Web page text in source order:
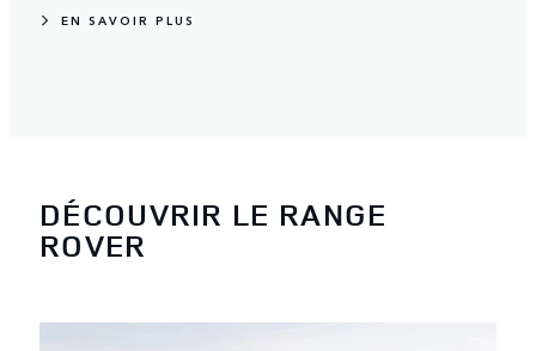
EN SAVOIR PLUS
DÉCOUVRIR LE RANGE
ROVER